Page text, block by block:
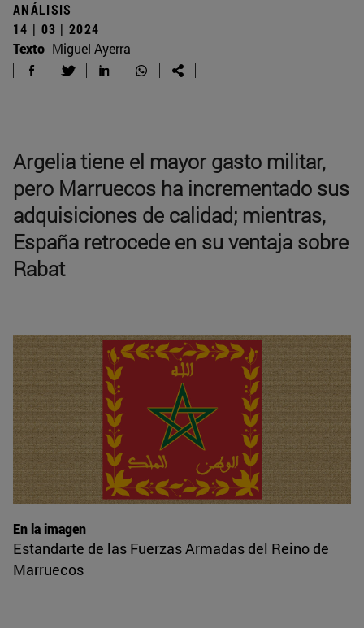
ANÁLISIS
14 | 03 | 2024
Texto Miguel Ayerra
Argelia tiene el mayor gasto militar,
pero Marruecos ha incrementado sus
adquisiciones de calidad; mientras,
España retrocede en su ventaja sobre
Rabat
En la imagen
Estandarte de las Fuerzas Armadas del Reino de
Marruecos